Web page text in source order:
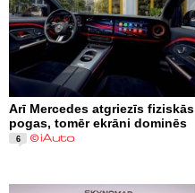
Arī Mercedes atgriezīs fiziskās
pogas, tomēr ekrāni dominēs
6